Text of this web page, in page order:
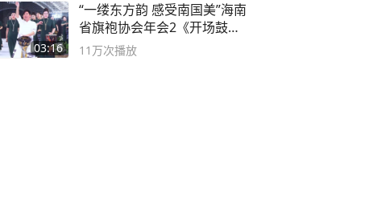
03:16
“一缕东方韵 感受南国美”海南
省旗袍协会年会2《开场鼓》
二团
11万次播放